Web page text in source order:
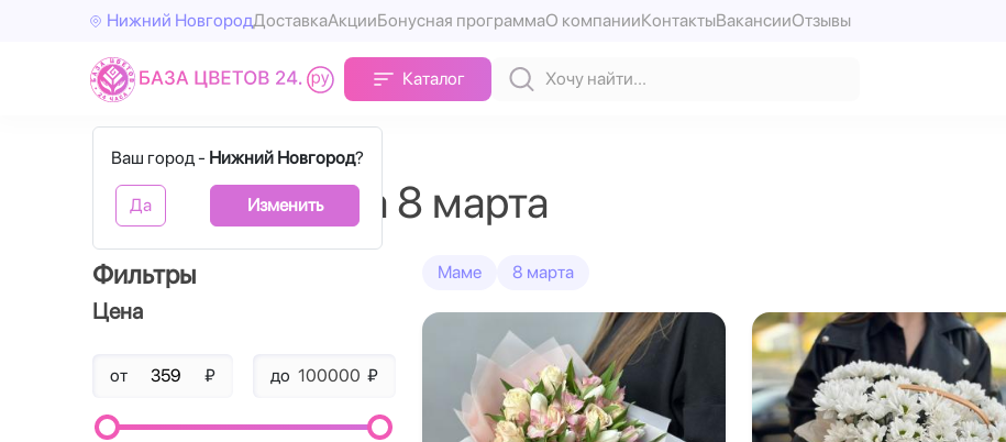
Нижний НовгородДоставкаАкцииБонусная программаО компанииКонтактыВакансииОтзывы
Каталог
Ваш город - Нижний Новгород?
Да Изменить
Цветы маме на 8 марта
Цветы маме на 8 марта
Фильтры
Цена
от ₽ до ₽
Маме 8 марта